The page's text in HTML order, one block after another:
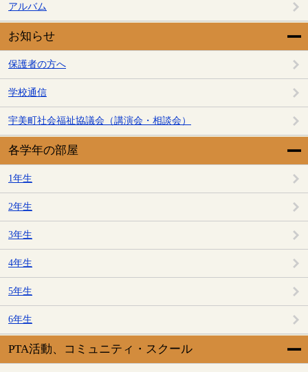
アルバム
お知らせ
保護者の方へ
学校通信
宇美町社会福祉協議会（講演会・相談会）
各学年の部屋
1年生
2年生
3年生
4年生
5年生
6年生
PTA活動、コミュニティ・スクール